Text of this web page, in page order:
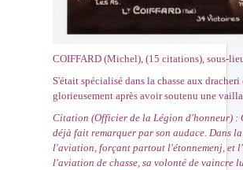
COIFFARD (Michel), (15 citations), sous-
S'était spécialisé dans la chasse aux
glorieusement après avoir soutenu une
Citation (Officier de la Légion d'honneur) :
déjà fait remarquer par son audace. Dans
l'aviation, forçant partout l'étonnemenj, et
l'aviation de chasse, sa volonté de